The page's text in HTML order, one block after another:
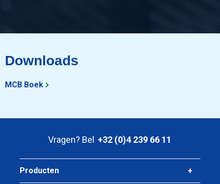
3470-0626-41515
Omschrijving
Artikelnummer
3470-0626-251252
Downloads
MCB Boek
Vragen? Bel +32 (0)4 239 66 11
Producten